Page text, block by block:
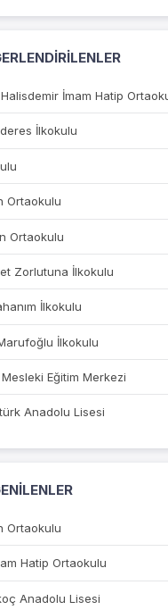
İmam Hatip
İlkokulu
Ortaokulu
Ortaokulu
Zorlutuna İlkokulu
İlkokulu
İlkokulu
Eğitim Merkezi
Anadolu Lisesi
Ortaokulu
Hatip Ortaokulu
Anadolu Lisesi